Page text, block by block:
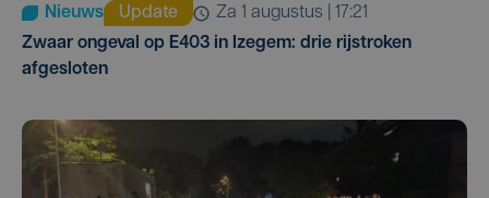
Nieuws Update
za 1 augustus | 17:21
Zwaar ongeval op E403 in Izegem: drie rijstroken
afgesloten